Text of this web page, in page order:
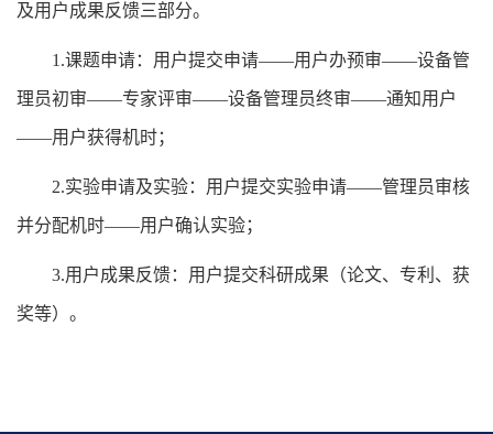
及用户成果反馈三部分。
1.课题申请：用户提交申请——用户办预审——设备管
理员初审——专家评审——设备管理员终审——通知用户
——用户获得机时；
2.实验申请及实验：用户提交实验申请——管理员审核
并分配机时——用户确认实验；
3.用户成果反馈：用户提交科研成果（论文、专利、获
奖等）。